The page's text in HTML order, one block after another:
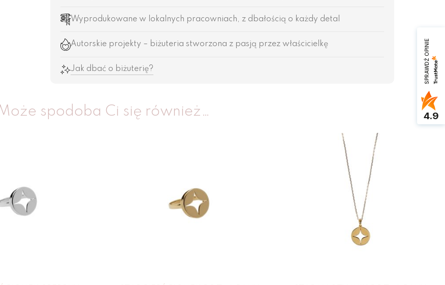
Wyprodukowane w lokalnych pracowniach, z dbałością o każdy detal
Autorskie projekty – biżuteria stworzona z pasją przez właścicielkę
Jak dbać o biżuterię?
spodoba Ci się również…
SPRAWDŹ OPINIE
4.9